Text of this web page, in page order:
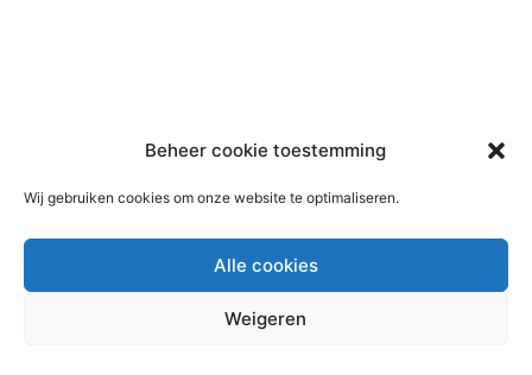
Beheer cookie toestemming
Wij gebruiken cookies om onze website te optimaliseren.
Alle cookies
Weigeren